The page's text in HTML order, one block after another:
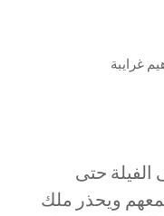
غرايبة
حتى
ويحذر ملك